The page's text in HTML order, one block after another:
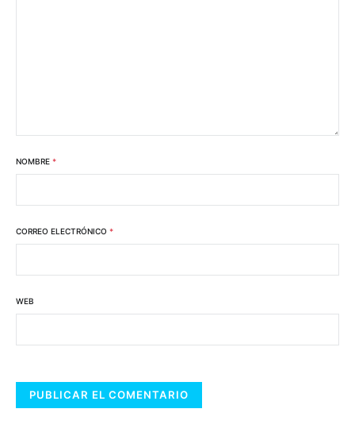
NOMBRE *
CORREO ELECTRÓNICO *
WEB